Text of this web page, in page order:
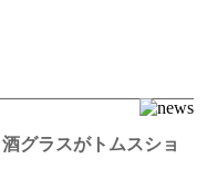
グラスがトムスショ